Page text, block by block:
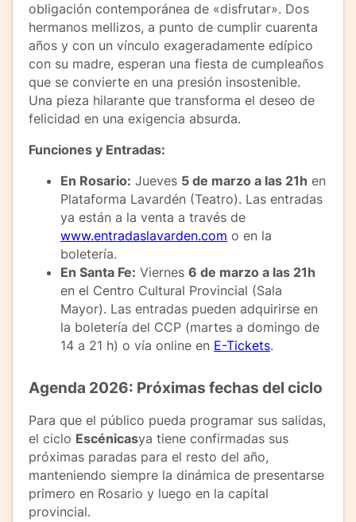
obligación contemporánea de «disfrutar». Dos
hermanos mellizos, a punto de cumplir cuarenta
años y con un vínculo exageradamente edípico
con su madre, esperan una fiesta de cumpleaños
que se convierte en una presión insostenible.
Una pieza hilarante que transforma el deseo de
felicidad en una exigencia absurda.
Funciones y Entradas:
En Rosario: Jueves 5 de marzo a las 21h en
Plataforma Lavardén (Teatro). Las entradas
ya están a la venta a través de
www.entradaslavarden.com o en la
boletería.
En Santa Fe: Viernes 6 de marzo a las 21h
en el Centro Cultural Provincial (Sala
Mayor). Las entradas pueden adquirirse en
la boletería del CCP (martes a domingo de
14 a 21 h) o vía online en E-Tickets.
Agenda 2026: Próximas fechas del ciclo
Para que el público pueda programar sus salidas,
el ciclo Escénicasya tiene confirmadas sus
próximas paradas para el resto del año,
manteniendo siempre la dinámica de presentarse
primero en Rosario y luego en la capital
provincial.